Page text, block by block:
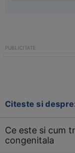
Citeste si
Ce este si cum
congenitala